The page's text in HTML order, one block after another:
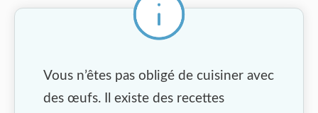
Vous n’êtes pas obligé de cuisiner avec
des œufs. Il existe des recettes